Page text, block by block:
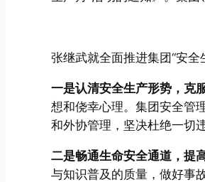
张继武就全面推进集团“安全
一是认清安全生产形势，克
想和侥幸心理。集团安全管
和外协管理，坚决杜绝一切
二是畅通生命安全通道，提
与知识普及的质量，做好事